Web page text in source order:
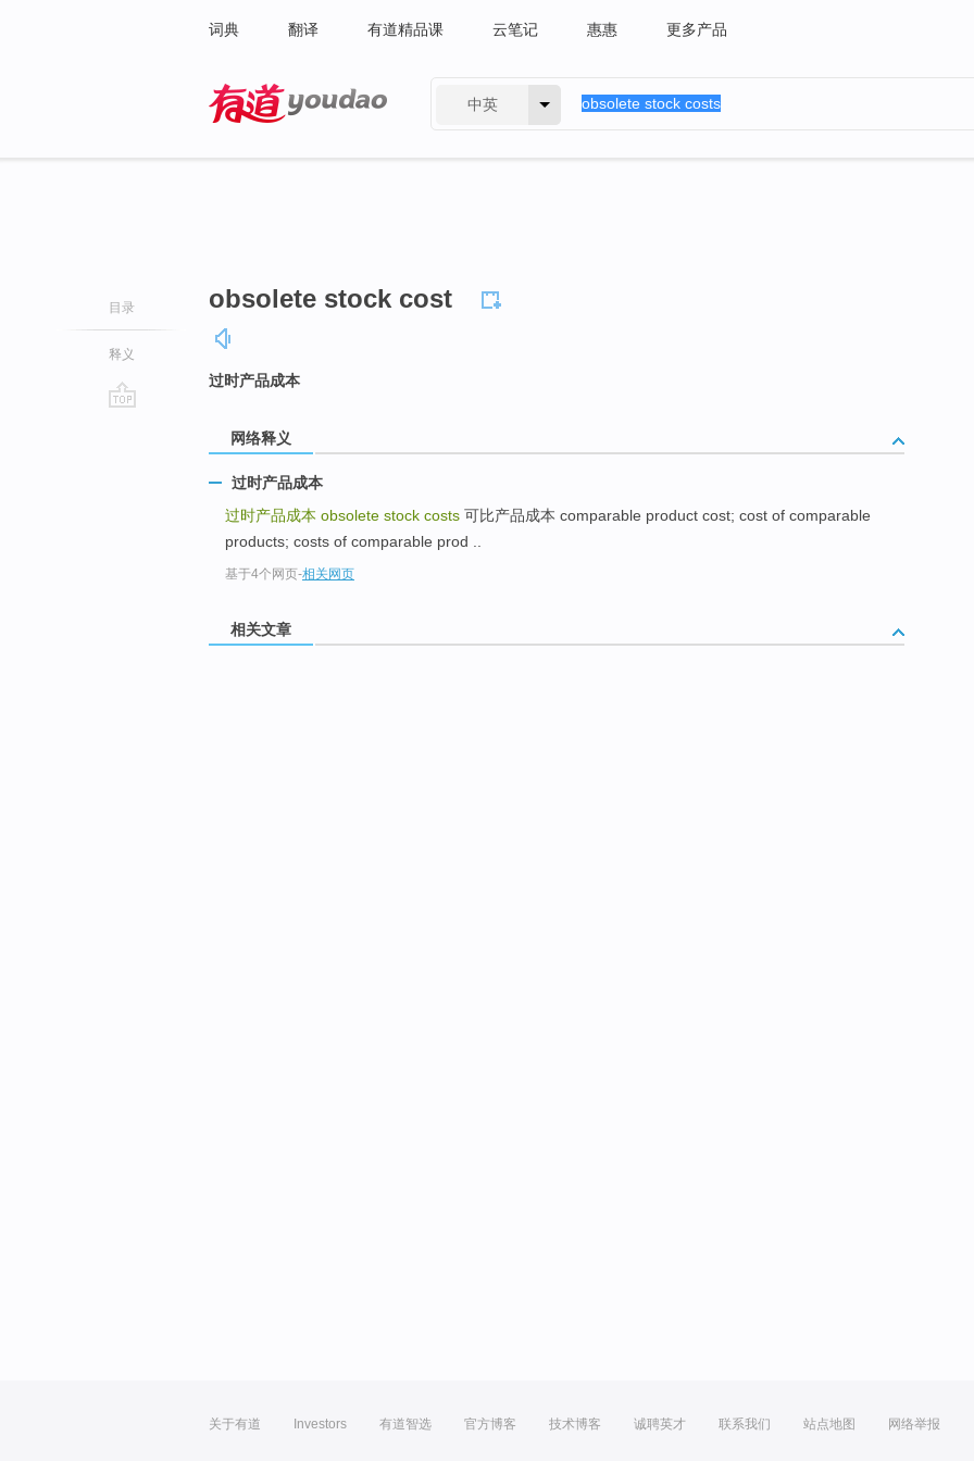
词典 翻译 有道精品课 云笔记 惠惠 更多产品
中英
目录
释义
obsolete stock cost
过时产品成本
网络释义
过时产品成本
过时产品成本 obsolete stock costs 可比产品成本 comparable product cost; cost of comparable
products; costs of comparable prod ..
基于4个网页-相关网页
相关文章
关于有道 Investors 有道智选 官方博客 技术博客 诚聘英才 联系我们 站点地图 网络举报